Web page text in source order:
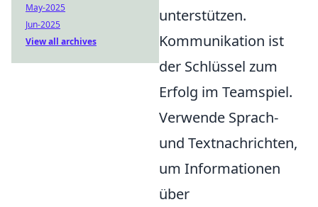
unterstützen.
Kommunikation ist
der Schlüssel zum
Erfolg im Teamspiel.
Verwende Sprach-
und Textnachrichten,
um Informationen
über
May-2025
Jun-2025
View all archives